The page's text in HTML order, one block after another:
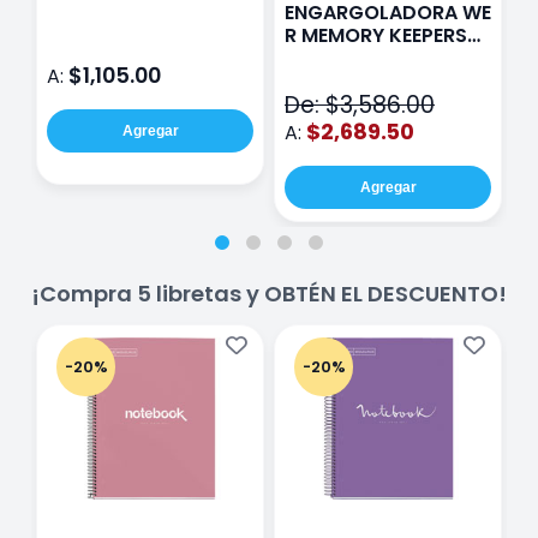
A: $1,105.00
Agregar
ENGARGOLADORA WE
R MEMORY KEEPERS
De: $3,586.00
A: $2,689.50
Agregar
¡Compra 5 libretas y OBTÉN EL DESCUENTO!
-20% -20%